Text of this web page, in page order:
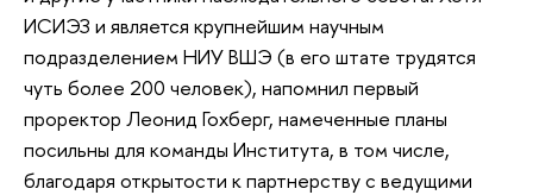
ИСИЭЗ и является крупнейшим научным
подразделением НИУ ВШЭ (в его штате трудятся
чуть более 200 человек), напомнил первый
проректор Леонид Гохберг, намеченные планы
посильны для команды Института, в том числе,
благодаря открытости к партнерству с ведущими